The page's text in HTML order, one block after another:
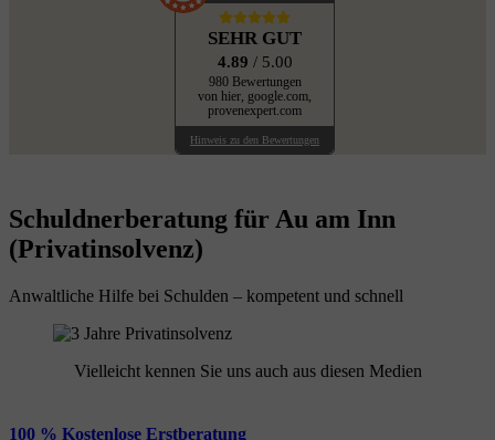
SEHR GUT
4.89 / 5.00
980 Bewertungen
von hier, google.com,
provenexpert.com
Hinweis zu den Bewertungen
Schuldnerberatung für Au am Inn
(Privatinsolvenz)
Anwaltliche Hilfe bei Schulden – kompetent und schnell
Vielleicht kennen Sie uns auch aus diesen Medien
100 % Kostenlose Erstberatung